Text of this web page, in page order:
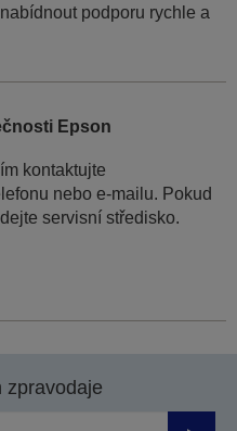
podporu rychle a
Epson
kontaktujte
nebo e-mailu. Pokud
servisní středisko.
zpravodaje